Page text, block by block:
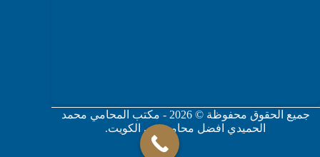
جميع الحقوق محفوظة © 2026 - مكتب المحامي محمد
الحميدي افضل محامي في الكويت.